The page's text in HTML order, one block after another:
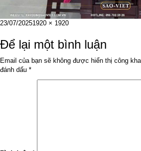
Đăng
ngày
23/07/2025Kích
đầy
đủ
1920 × 1920
Để lại một bình luận
Email của bạn sẽ không được hiển thị công
đánh dấu *